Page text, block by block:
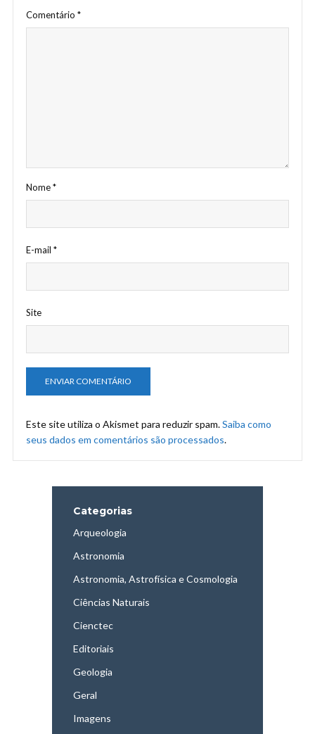
Comentário *
Nome*
E-mail *
Site
Este site utiliza o Akismet para reduzir spam.Saiba como
seus dados em comentários são processados.
Categorias
Arqueologia
Astronomia
Astronomia, Astrofísica e Cosmologia
Ciências Naturais
Cienctec
Editoriais
Geologia
Geral
Imagens